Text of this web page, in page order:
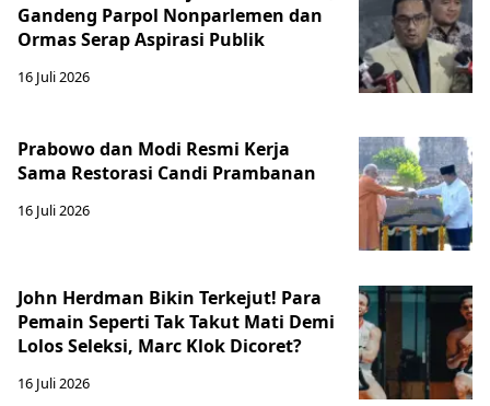
Gandeng Parpol Nonparlemen dan
Ormas Serap Aspirasi Publik
16 Juli 2026
Prabowo dan Modi Resmi Kerja
Sama Restorasi Candi Prambanan
16 Juli 2026
John Herdman Bikin Terkejut! Para
Pemain Seperti Tak Takut Mati Demi
Lolos Seleksi, Marc Klok Dicoret?
16 Juli 2026